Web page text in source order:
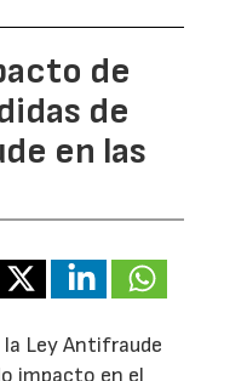
de
de
en las
Ley Antifraude